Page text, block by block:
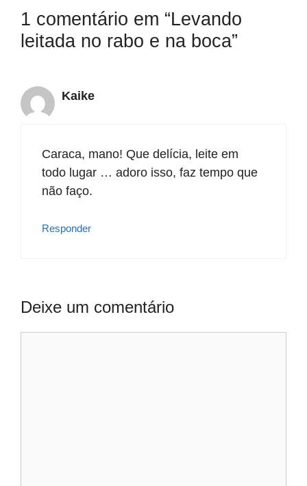
1 comentário em “Levando
leitada no rabo e na boca”
Kaike
Caraca, mano! Que delícia, leite em
todo lugar … adoro isso, faz tempo que
não faço.
Responder
Deixe um comentário